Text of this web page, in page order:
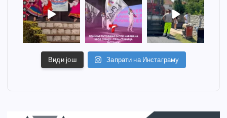
Види још Запрати на Инстаграму